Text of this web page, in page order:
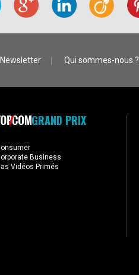
Newsletter Qui sommes-nous ?
GRAND PRIX
Business
Vidéos Primés